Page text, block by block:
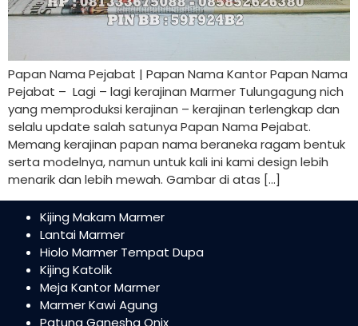
Papan Nama Pejabat | Papan Nama Kantor Papan Nama
Pejabat – Lagi – lagi kerajinan Marmer Tulungagung nich
yang memproduksi kerajinan – kerajinan terlengkap dan
selalu update salah satunya Papan Nama Pejabat.
Memang kerajinan papan nama beraneka ragam bentuk
serta modelnya, namun untuk kali ini kami design lebih
menarik dan lebih mewah. Gambar di atas […]
Kijing Makam Marmer
Lantai Marmer
Hiolo Marmer Tempat Dupa
Kijing Katolik
Meja Kantor Marmer
Marmer Kawi Agung